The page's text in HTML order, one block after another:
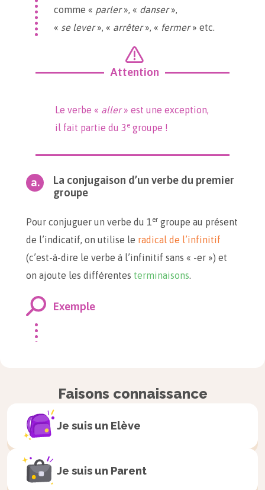
comme « parler», « danser»,
« se lever», « arrêter», « fermer» etc.
Attention
Le verbe « aller» est une exception,
il fait partie du 3 egroupe !
La conjugaison d’un verbe du premier
groupe
Pour conjuguer un verbe du 1er groupe au présent
de l’indicatif, on utilise le radical de l’infinitif
(c’est-à-dire le verbe à l’infinitif sans « -er ») et
on ajoute les différentes terminaisons.
Exemple
Tuaimes
Elle/Il/On
Elles/Ilsaiment
Tusautes
Elles/Ils
Faisons connaissance
Je suis un Elève
Je suis un Parent